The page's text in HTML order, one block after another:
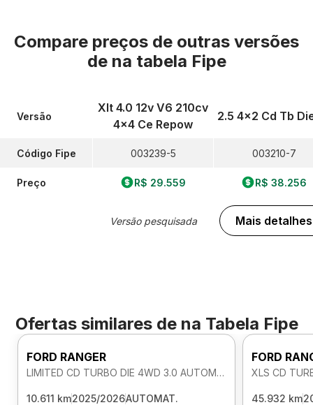
Compare preços de outras versões
de na tabela Fipe
Versão
Código Fipe
Preço
Xlt 4.0 12v V6 210cv
4x4 Ce Repow
003239-5
R$ 29.559
Versão pesquisada
2.5 4x2 Cd Tb
003210-7
R$ 38.256
Mais detalhes
Ofertas similares de na Tabela Fipe
FORD RANGER
LIMITED CD TURBO DIE 4WD 3.0 AUTOMATICO
10.611 km2025/2026AUTOMAT.
FORD
XLS CD
45.932 km